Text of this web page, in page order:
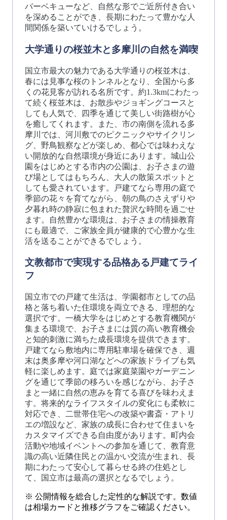
バーベキューなど、自然な形でご近所付き合い
を深めることができ、長期にわたって豊かな人
間関係を築いていけるでしょう。
大学通りの桜並木と多摩川の自然を満喫
国立市最大の魅力である大学通りの桜並木は、
春には見事な桜のトンネルとなり、全国から多
くの花見客が訪れる名所です。約1.3kmにわたっ
て続く桜並木は、お散歩やジョギングコースと
しても人気で、四季を通じて美しい街路樹が心
を癒してくれます。また、市の南側を流れる多
摩川では、河川敷でのピクニックやサイクリン
グ、野鳥観察などが楽しめ、都心では味わえな
い開放的な自然環境が身近にあります。城山公
園をはじめとする市内の公園は、お子さまの遊
び場としてはもちろん、大人の散策スポットと
しても愛されています。戸建てなら専用の庭で
季節の花々を育てながら、朝の鳥のさえずりや
夕暮れ時の静寂に包まれた贅沢な時間を過ごせ
ます。自然豊かな環境は、お子さまの情操教育
にも最適で、ご家族全員が健康的で心豊かな生
活を送ることができるでしょう。
文教都市で実現する品格ある戸建てライ
フ
国立市での戸建て生活は、学園都市としての品
格と落ち着いた住環境を両立できる、理想的な
選択です。一橋大学をはじめとする教育機関が
集まる環境で、お子さまには質の高い教育機会
と知的刺激に満ちた成長環境を提供できます。
戸建てなら敷地内に専用駐車場を確保でき、週
末は奥多摩や河口湖などへの家族ドライブも気
軽に楽しめます。庭では家庭菜園やガーデニン
グを通じて季節の移ろいを感じながら、お子さ
まと一緒に自然の恵みを育てる喜びを味わえま
す。将来的なライフスタイルの変化にも柔軟に
対応でき、二世帯住宅への改築や書斎・アトリ
エの増設など、家族の成長に合わせて住まいを
カスタマイズできる自由度があります。町内会
活動や地域イベントへの参加を通じて、教育意
識の高い近隣住民との温かい交流が生まれ、長
期にわたって安心して暮らせる終の住処とし
て、国立市は最高の選択となるでしょう。
※ 公開情報を総合した定性的な解説です。数値
は相場カードと推移グラフをご確認ください。